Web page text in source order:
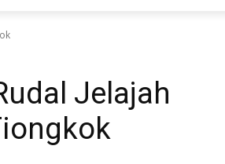
Jelajah